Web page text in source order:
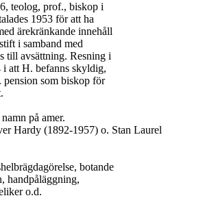
teolog, prof., biskop i
1953 för att ha
ärekränkande innehåll
i samband med
till avsättning. Resning i
i att H. befanns skyldig,
som biskop för
på amer.
Hardy (1892-1957) o. Stan Laurel
botande
handpåläggning,
o.d.